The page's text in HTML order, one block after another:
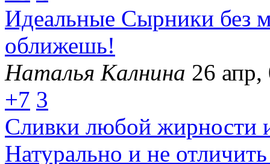
Идеальные Сырники без
оближешь!
Наталья Калнина 26 апр,
+7 3
Сливки любой жирности
Натурально и не